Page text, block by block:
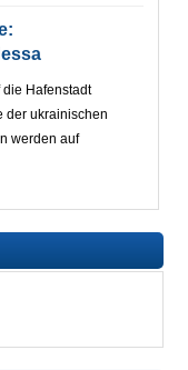
die Hafenstadt
der ukrainischen
werden auf